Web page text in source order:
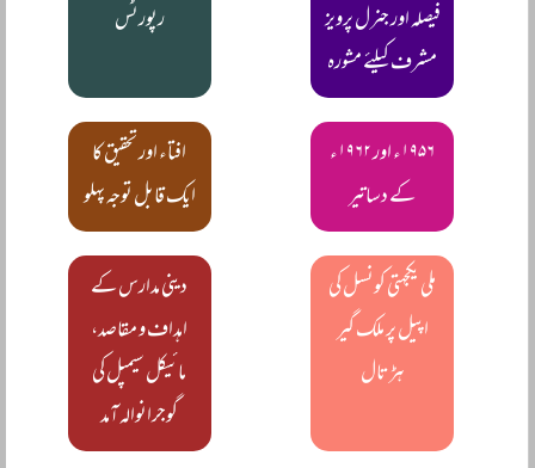
فیصلہ اور جنرل پرویز
مشرف کیلئے مشورہ
رپورٹس
۱۹۵۶ء اور ۱۹۶۲ء
کے دساتیر
افتاء اور تحقیق کا
ایک قابل توجہ پہلو
ملی یکجہتی کونسل کی
اپیل پر ملک گیر
ہڑتال
دینی مدارس کے
اہداف و مقاصد،
مائیکل سیمپل کی
گوجرانوالہ آمد